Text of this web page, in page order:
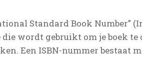
Standard Book Number”
wordt gebruikt om je boek
Een ISBN-nummer bestaat